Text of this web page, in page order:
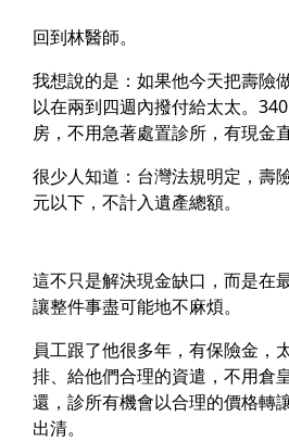
回到林醫師。
我想說的是：如果他今天把壽險
以在兩到四週內撥付給太太。
房，不用急著處置診所，有現金
很少人知道： 台灣法規明定，壽
元以下，不計入遺產總額。
這不只是解決現金缺口，而是在
讓整件事盡可能地不麻煩。
員工跟了他很多年，有保險金，
排、給他們合理的資遣，不用倉
還，診所有機會以合理的價格轉
出清。